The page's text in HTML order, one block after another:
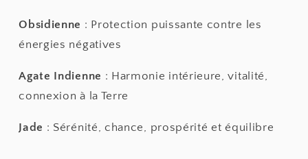
Obsidienne : Protection puissante contre les
énergies négatives
Agate Indienne : Harmonie intérieure, vitalité,
connexion à la Terre
Jade : Sérénité, chance, prospérité et équilibre